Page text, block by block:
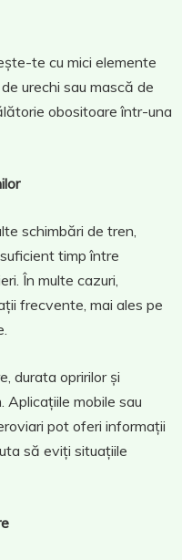
te cu mici elemente
urechi sau mască de
obositoare într-una
schimbări de tren,
timp între
În multe cazuri,
frecvente, mai ales pe
durata opririlor și
Aplicațiile mobile sau
pot oferi informații
să eviți situațiile